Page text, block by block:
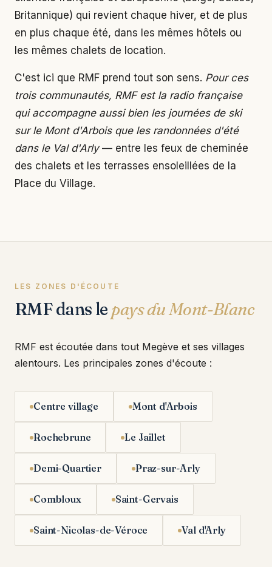
Britannique) qui revient chaque hiver, et de plus
en plus chaque été, dans les mêmes hôtels ou
les mêmes chalets de location.
C'est ici que RMF prend tout son sens. Pour ces
trois communautés, RMF est la radio française
qui accompagne aussi bien les journées de ski
sur le Mont d'Arbois que les randonnées d'été
dans le Val d'Arly— entre les feux de cheminée
des chalets et les terrasses ensoleillées de la
Place du Village.
LES ZONES D'ÉCOUTE
RMF dans le pays du Mont-Blanc
RMF est écoutée dans tout Megève et ses villages
alentours. Les principales zones d'écoute :
Centre village Mont d'Arbois
Rochebrune Le Jaillet
Demi-Quartier Praz-sur-Arly
Combloux Saint-Gervais
Saint-Nicolas-de-Véroce Val d'Arly